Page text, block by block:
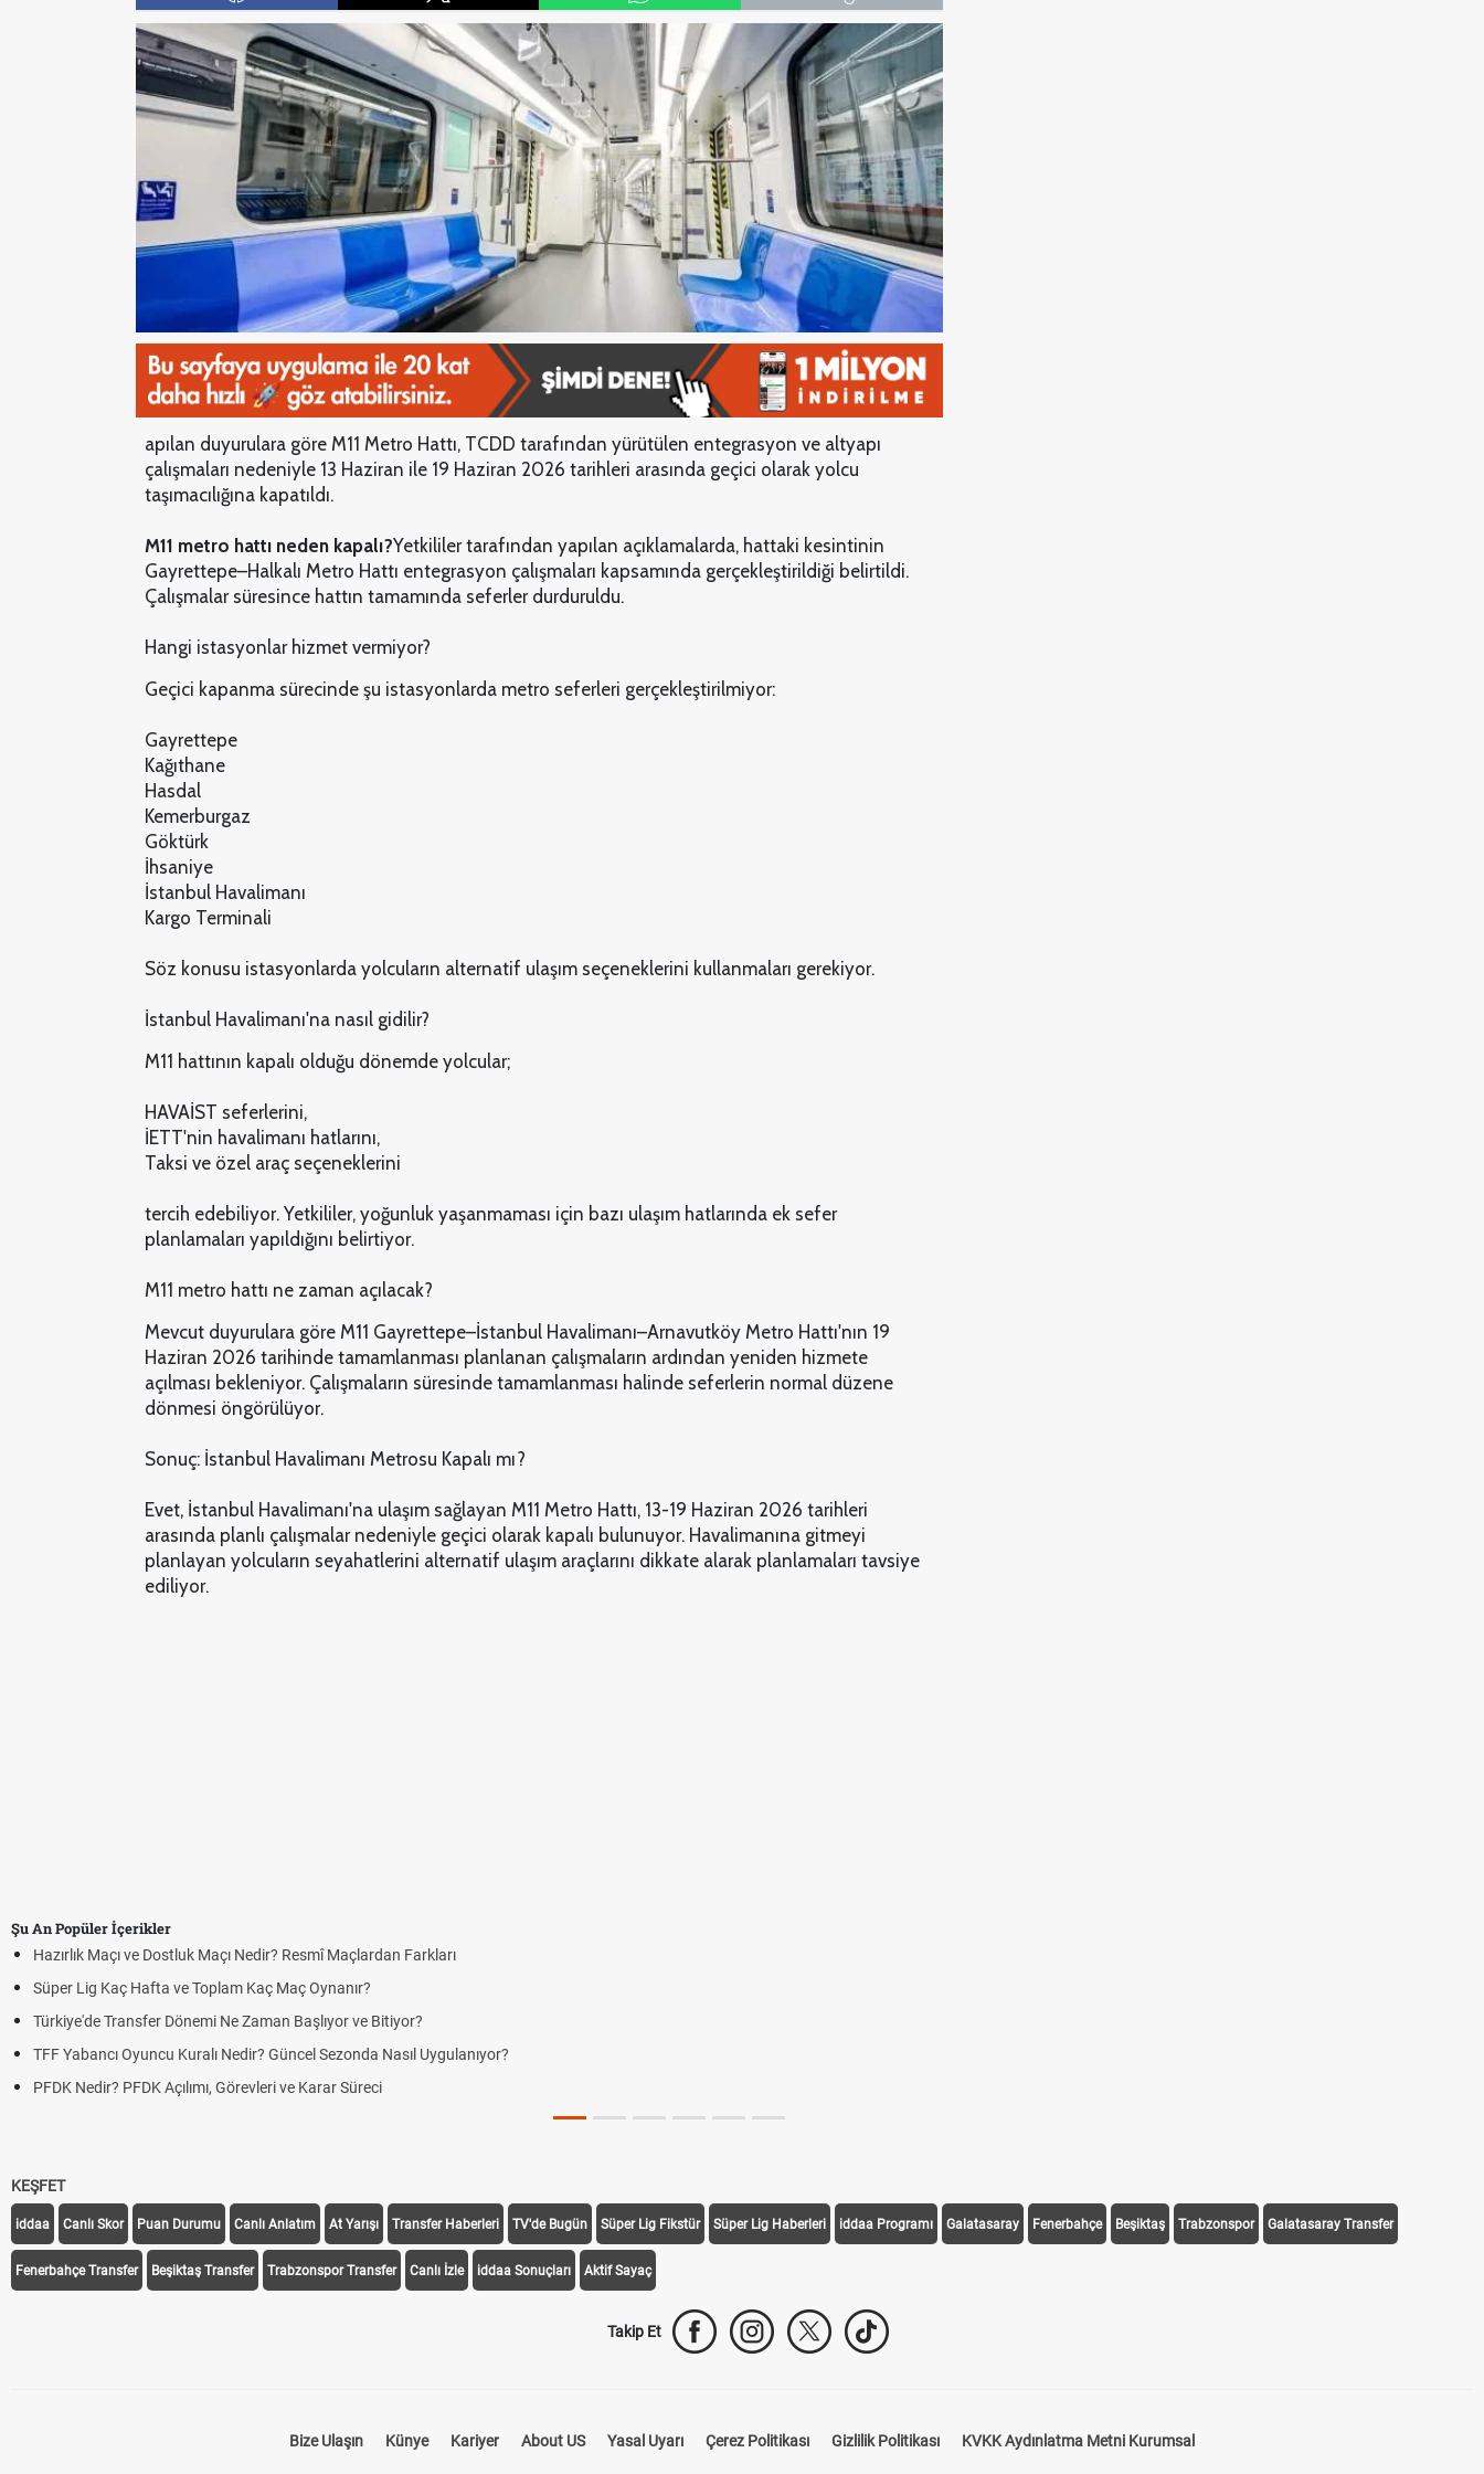
apılan duyurulara göre M11 Metro Hattı, TCDD tarafından yürütülen entegrasyon ve altyapı
çalışmaları nedeniyle 13 Haziran ile 19 Haziran 2026 tarihleri arasında geçici olarak yolcu
taşımacılığına kapatıldı.
M11 metro hattı neden kapalı?Yetkililer tarafından yapılan açıklamalarda, hattaki kesintinin
Gayrettepe–Halkalı Metro Hattı entegrasyon çalışmaları kapsamında gerçekleştirildiği belirtildi.
Çalışmalar süresince hattın tamamında seferler durduruldu.
Hangi istasyonlar hizmet vermiyor?
Geçici kapanma sürecinde şu istasyonlarda metro seferleri gerçekleştirilmiyor:
Gayrettepe
Kağıthane
Hasdal
Kemerburgaz
Göktürk
İhsaniye
İstanbul Havalimanı
Kargo Terminali
Söz konusu istasyonlarda yolcuların alternatif ulaşım seçeneklerini kullanmaları gerekiyor.
İstanbul Havalimanı'na nasıl gidilir?
M11 hattının kapalı olduğu dönemde yolcular;
HAVAİST seferlerini,
İETT'nin havalimanı hatlarını,
Taksi ve özel araç seçeneklerini
tercih edebiliyor. Yetkililer, yoğunluk yaşanmaması için bazı ulaşım hatlarında ek sefer
planlamaları yapıldığını belirtiyor.
M11 metro hattı ne zaman açılacak?
Mevcut duyurulara göre M11 Gayrettepe–İstanbul Havalimanı–Arnavutköy Metro Hattı'nın 19
Haziran 2026 tarihinde tamamlanması planlanan çalışmaların ardından yeniden hizmete
açılması bekleniyor. Çalışmaların süresinde tamamlanması halinde seferlerin normal düzene
dönmesi öngörülüyor.
Sonuç: İstanbul Havalimanı Metrosu Kapalı mı?
Evet, İstanbul Havalimanı'na ulaşım sağlayan M11 Metro Hattı, 13-19 Haziran 2026 tarihleri
arasında planlı çalışmalar nedeniyle geçici olarak kapalı bulunuyor. Havalimanına gitmeyi
planlayan yolcuların seyahatlerini alternatif ulaşım araçlarını dikkate alarak planlamaları tavsiye
ediliyor.
Şu An Popüler İçerikler
Hazırlık Maçı ve Dostluk Maçı Nedir? Resmî Maçlardan Farkları
Süper Lig Kaç Hafta ve Toplam Kaç Maç Oynanır?
Türkiye'de Transfer Dönemi Ne Zaman Başlıyor ve Bitiyor?
TFF Yabancı Oyuncu Kuralı Nedir? Güncel Sezonda Nasıl Uygulanıyor?
PFDK Nedir? PFDK Açılımı, Görevleri ve Karar Süreci
KEŞFET
iddaa Canlı Skor Puan Durumu Canlı Anlatım At Yarışı Transfer Haberleri TV'de Bugün Süper Lig Fikstür Süper Lig Haberleri iddaa Programı Galatasaray Fenerbahçe Beşiktaş Trabzonspor Galatasaray Transfer
Fenerbahçe Transfer Beşiktaş Transfer Trabzonspor Transfer Canlı İzle iddaa Sonuçları Aktif Sayaç
Takip Et
Bize Ulaşın Künye Kariyer About US Yasal Uyarı Çerez Politikası Gizlilik Politikası KVKK Aydınlatma Metni Kurumsal